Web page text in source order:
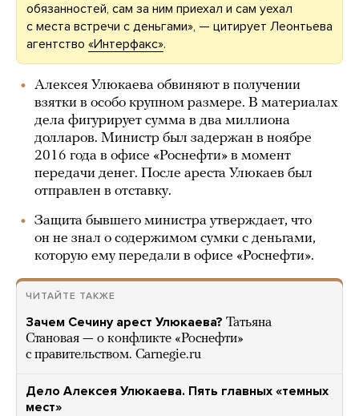
обязанностей, сам за ним приехал и сам уехал
с места встречи с деньгами», — цитирует Леонтьева
агентство «Интерфакс».
Алексея Улюкаева обвиняют в получении
взятки в особо крупном размере. В материалах
дела фигурирует сумма в два миллиона
долларов. Министр был задержан в ноябре
2016 года в офисе «Роснефти» в момент
передачи денег. После ареста Улюкаев был
отправлен в отставку.
Защита бывшего министра утверждает, что
он не знал о содержимом сумки с деньгами,
которую ему передали в офисе «Роснефти».
ЧИТАЙТЕ ТАКЖЕ
Зачем Сечину арест Улюкаева? Татьяна
Становая — о конфликте «Роснефти»
с правительством. Carnegie.ru
Дело Алексея Улюкаева. Пять главных «темных
мест»